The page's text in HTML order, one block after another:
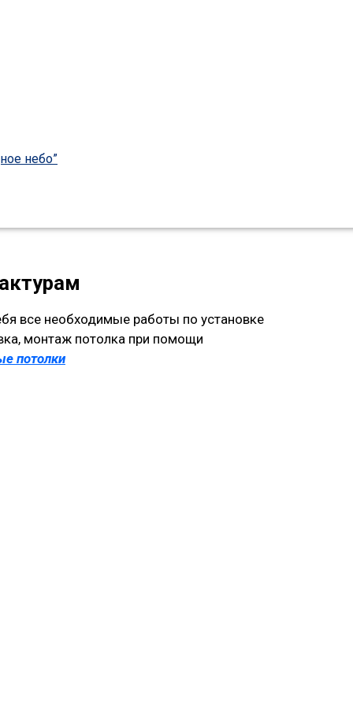
небо”
все необходимые работы по установке
монтаж потолка при помощи
потолки